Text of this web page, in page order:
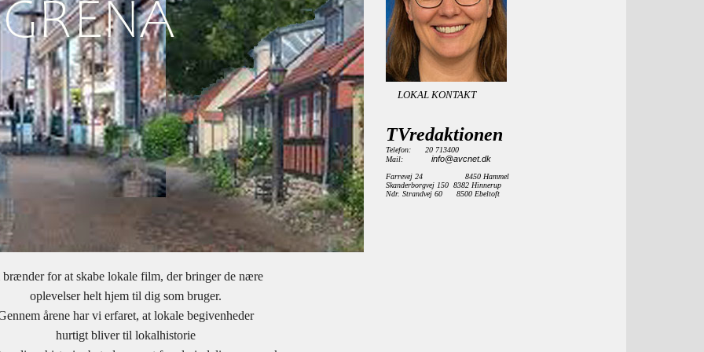
for at skabe lokale film, der bringer de nære
oplevelser helt hjem til dig som bruger.
årene har vi erfaret, at lokale begivenheder
hurtigt bliver til lokalhistorie
LOKAL KONTAKT
TVredaktionen
Telefon: 20 713400
Mail: info@avcnet.dk
Farrevej 24 8450 Hammel
Skanderborgvej 150 8382 Hinnerup
Ndr. Strandvej 60 8500 Ebeltoft